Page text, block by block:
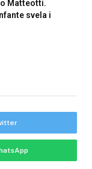
Matteotti.
svela i